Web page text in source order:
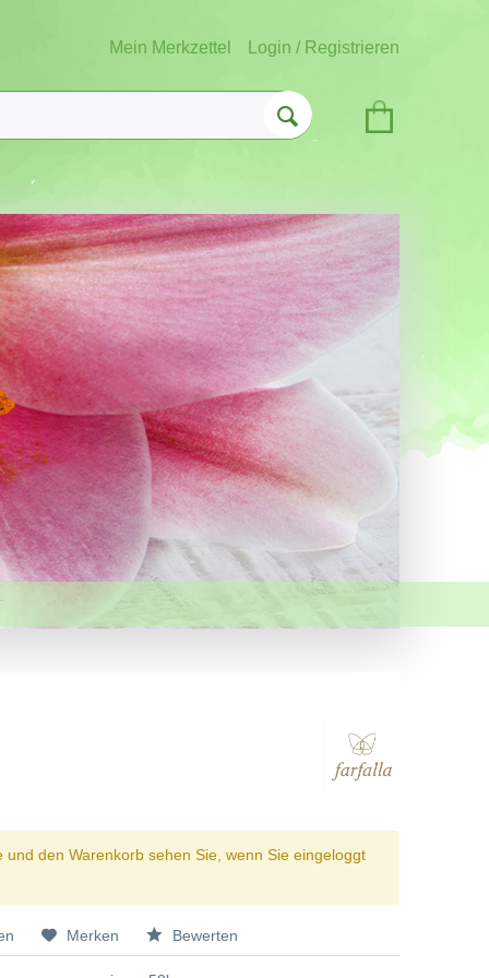
Mein Merkzettel Login / Registrieren
und den Warenkorb sehen Sie, wenn Sie eingeloggt
Merken Bewerten